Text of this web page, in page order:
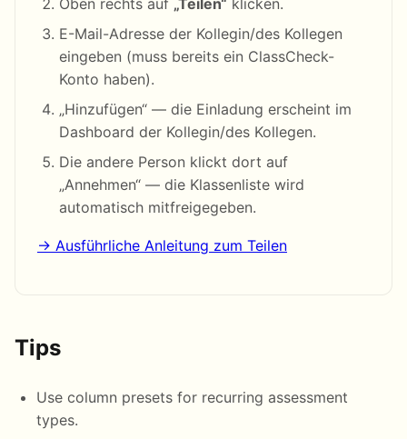
E-Mail-Adresse der Kollegin/des Kollegen
eingeben (muss bereits ein ClassCheck-
Konto haben).
„Hinzufügen“ — die Einladung erscheint im
Dashboard der Kollegin/des Kollegen.
Die andere Person klickt dort auf
„Annehmen“ — die Klassenliste wird
automatisch mitfreigegeben.
→ Ausführliche Anleitung zum Teilen
Tips
Use column presets for recurring assessment
types.